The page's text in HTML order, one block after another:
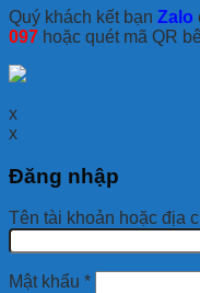
Quý khách kết bạn Zalo
097 hoặc quét mã QR
x
x
Đăng nhập
Tên tài khoản hoặc địa
Mật khẩu *